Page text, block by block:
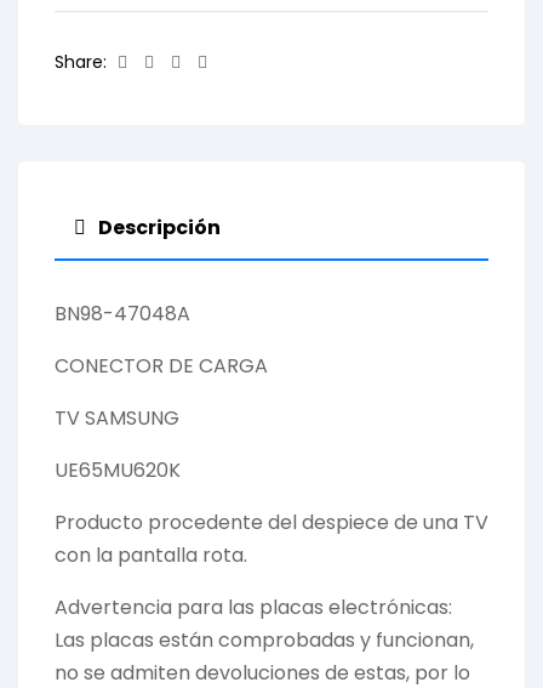
Share: Facebook
TwitterLinkedin
Descripción
BN98-47048A
CONECTOR DE CARGA
TV SAMSUNG
UE65MU620K
Producto procedente del despiece de una TV
con la pantalla rota.
Advertencia para las placas electrónicas:
Las placas están comprobadas y funcionan,
no se admiten devoluciones de estas, por lo